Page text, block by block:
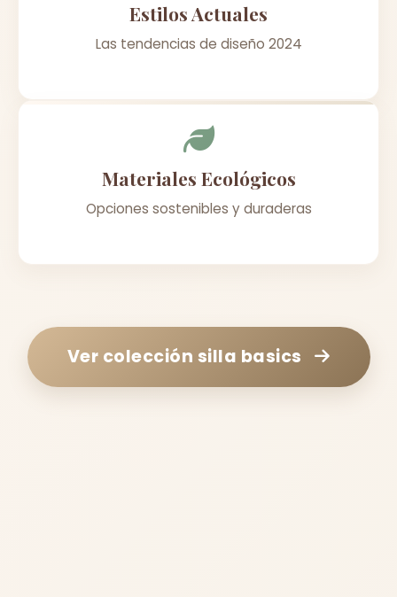
Estilos Actuales
Las tendencias de diseño 2024
Materiales Ecológicos
Opciones sostenibles y duraderas
Ver colección silla basics